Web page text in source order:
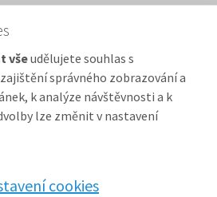
všeudělujete souhlas s
správného zobrazování a
k analýze návštěvnosti a k
lze změnit v nastavení
cookies